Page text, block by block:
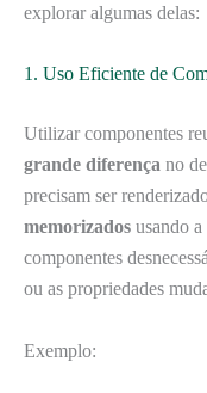
explorar algumas delas:
1. Uso Eficiente de
Utilizar componentes
grande diferença no
precisam ser
memorizados usando
componentes
ou as propriedades
Exemplo: